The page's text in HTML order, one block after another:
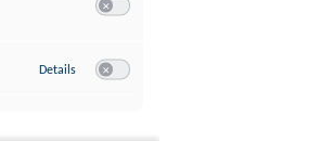
Details zu YouTube